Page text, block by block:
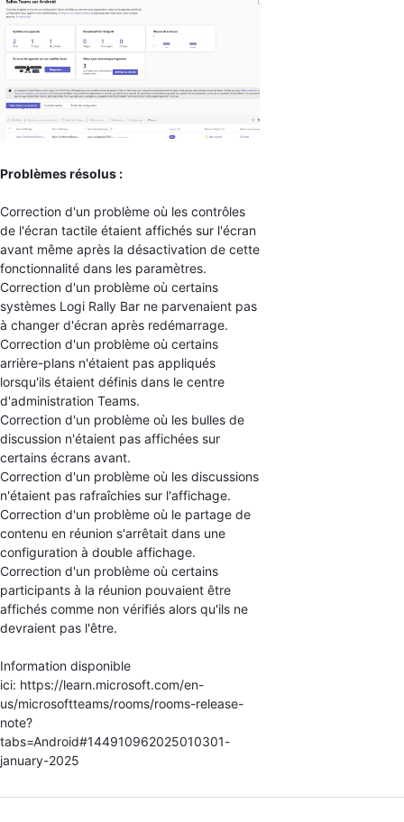
Problèmes résolus :
Correction d'un problème où les contrôles
de l'écran tactile étaient affichés sur l'écran
avant même après la désactivation de cette
fonctionnalité dans les paramètres.
Correction d'un problème où certains
systèmes Logi Rally Bar ne parvenaient pas
à changer d'écran après redémarrage.
Correction d'un problème où certains
arrière-plans n'étaient pas appliqués
lorsqu'ils étaient définis dans le centre
d'administration Teams.
Correction d'un problème où les bulles de
discussion n'étaient pas affichées sur
certains écrans avant.
Correction d'un problème où les discussions
n'étaient pas rafraîchies sur l'affichage.
Correction d'un problème où le partage de
contenu en réunion s'arrêtait dans une
configuration à double affichage.
Correction d'un problème où certains
participants à la réunion pouvaient être
affichés comme non vérifiés alors qu'ils ne
devraient pas l'être.
Information disponible
ici: https://learn.microsoft.com/en-
us/microsoftteams/rooms/rooms-release-
note?
tabs=Android#144910962025010301-
january-2025